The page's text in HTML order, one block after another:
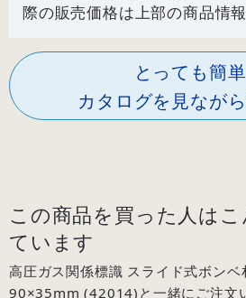
際の販売価格は上部の商品情
とっても簡単
カタログを見なが
この商品を買った人は
ています
高圧ガス関係標識 スライド式ボン
90×35mm (42014)と一緒にご注文